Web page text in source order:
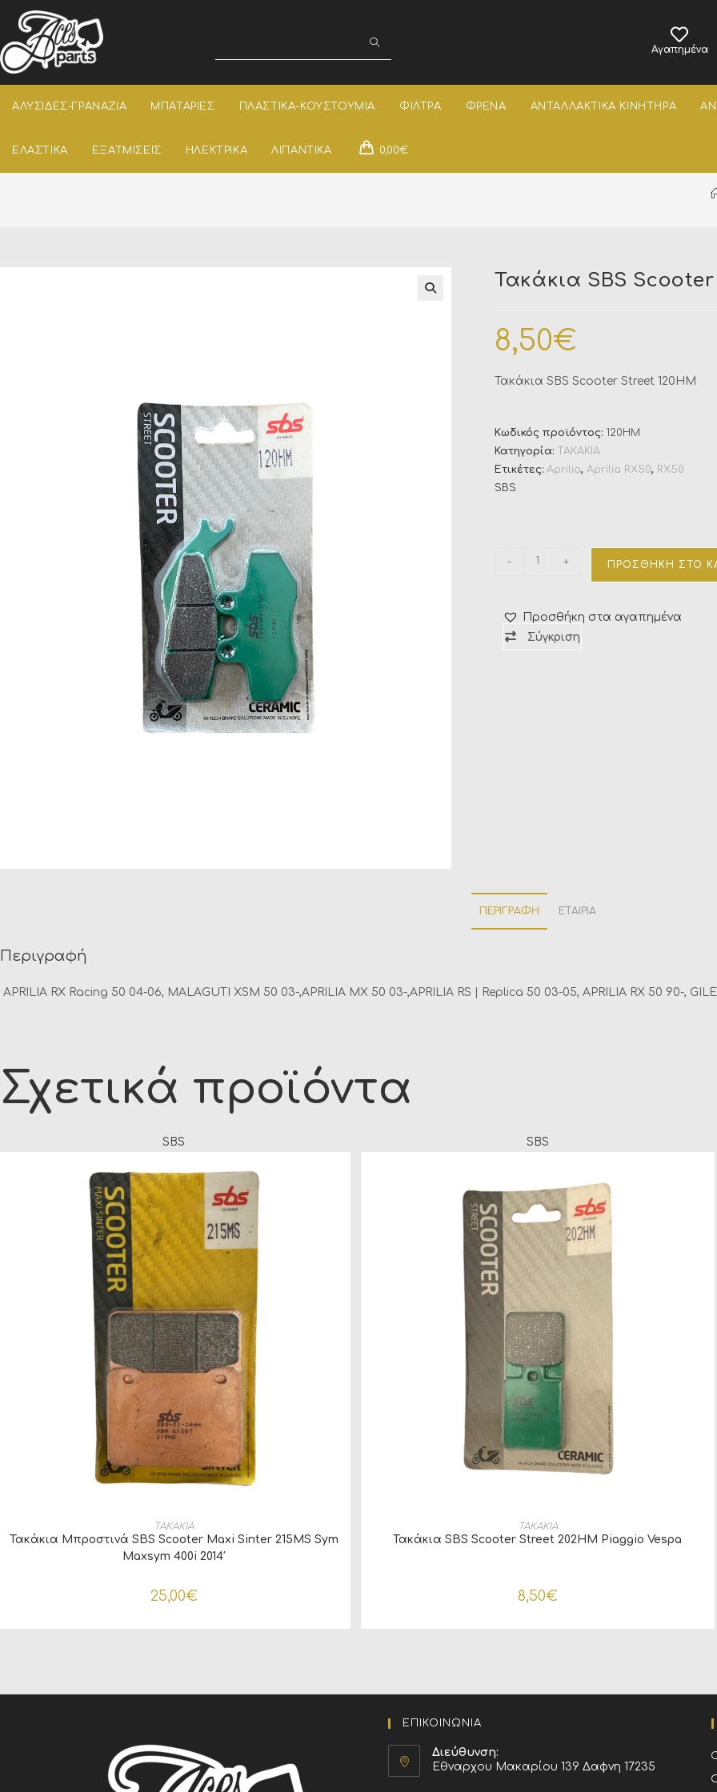
Αγαπημένα
ΑΛΥΣΙΔΕΣ-ΓΡΑΝΑΖΙΑ ΜΠΑΤΑΡΙΕΣ ΠΛΑΣΤΙΚΑ-ΚΟΥΣΤΟΥΜΙΑ ΦΙΛΤΡΑ ΦΡΕΝΑ ΑΝΤΑΛΛΑΚΤΙΚΑ ΚΙΝΗΤΗΡΑ
ΕΛΑΣΤΙΚΑ ΕΞΑΤΜΙΣΕΙΣ ΗΛΕΚΤΡΙΚΑ ΛΙΠΑΝΤΙΚΑ 0,00€
Τακάκια SBS
8,50€
Τακάκια SBS Scooter Street 120HM
Κωδικός προϊόντος: 120HM
Κατηγορία:ΤΑΚΑΚΙΑ
Ετικέτες:Aprilia,Aprilia RX50, RX50
SBS
- + ΠΡΟΣΘΉΚΗ ΣΤΟ
Προσθήκη στα αγαπημένα
Σύγκριση
ΠΕΡΙΓΡΑΦΉ ΕΤΑΙΡΊΑ
Περιγραφή
APRILIA RX Racing 50 04-06, MALAGUTI XSM 50 03-,APRILIA MX 50 03-,APRILIA RS | Replica 50 03-05, APRILIA RX 50 90-,
Σχετικά προϊόντα
SBS
ΠΡΟΣΘΉΚΗ ΣΤΟ ΚΑΛΆΘΙ
ΤΑΚΑΚΙΑ
Τακάκια Μπροστινά SBS Scooter Maxi Sinter 215MS Sym
Maxsym 400i 2014′
25,00€
SBS
ΠΡΟΣΘΉΚΗ ΣΤΟ ΚΑΛΆΘΙ
ΤΑΚΑΚΙΑ
Τακάκια SBS Scooter Street 202HM Piaggio Vespa
8,50€
ΕΠΙΚΟΙΝΩΝΙΑ
Διεύθυνση:
Εθναρχου Μακαρίου 139 Δαφνη 17235